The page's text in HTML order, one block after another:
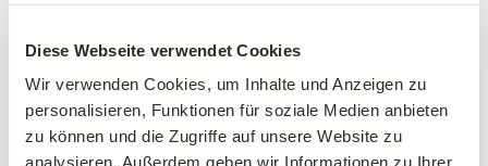
Diese Webseite verwendet Cookies
Wir verwenden Cookies, um Inhalte und Anzeigen zu
personalisieren, Funktionen für soziale Medien anbieten
zu können und die Zugriffe auf unsere Website zu
analysieren. Außerdem geben wir Informationen zu Ihrer
BIOCANNA
25,98 €
Flores
BIOCANNA
12,99 €
mehrere Varianten verfügbar!